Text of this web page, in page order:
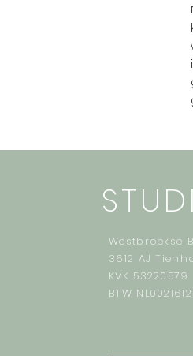
Westbroekse
3612 AJ
KVK 53220579
BTW